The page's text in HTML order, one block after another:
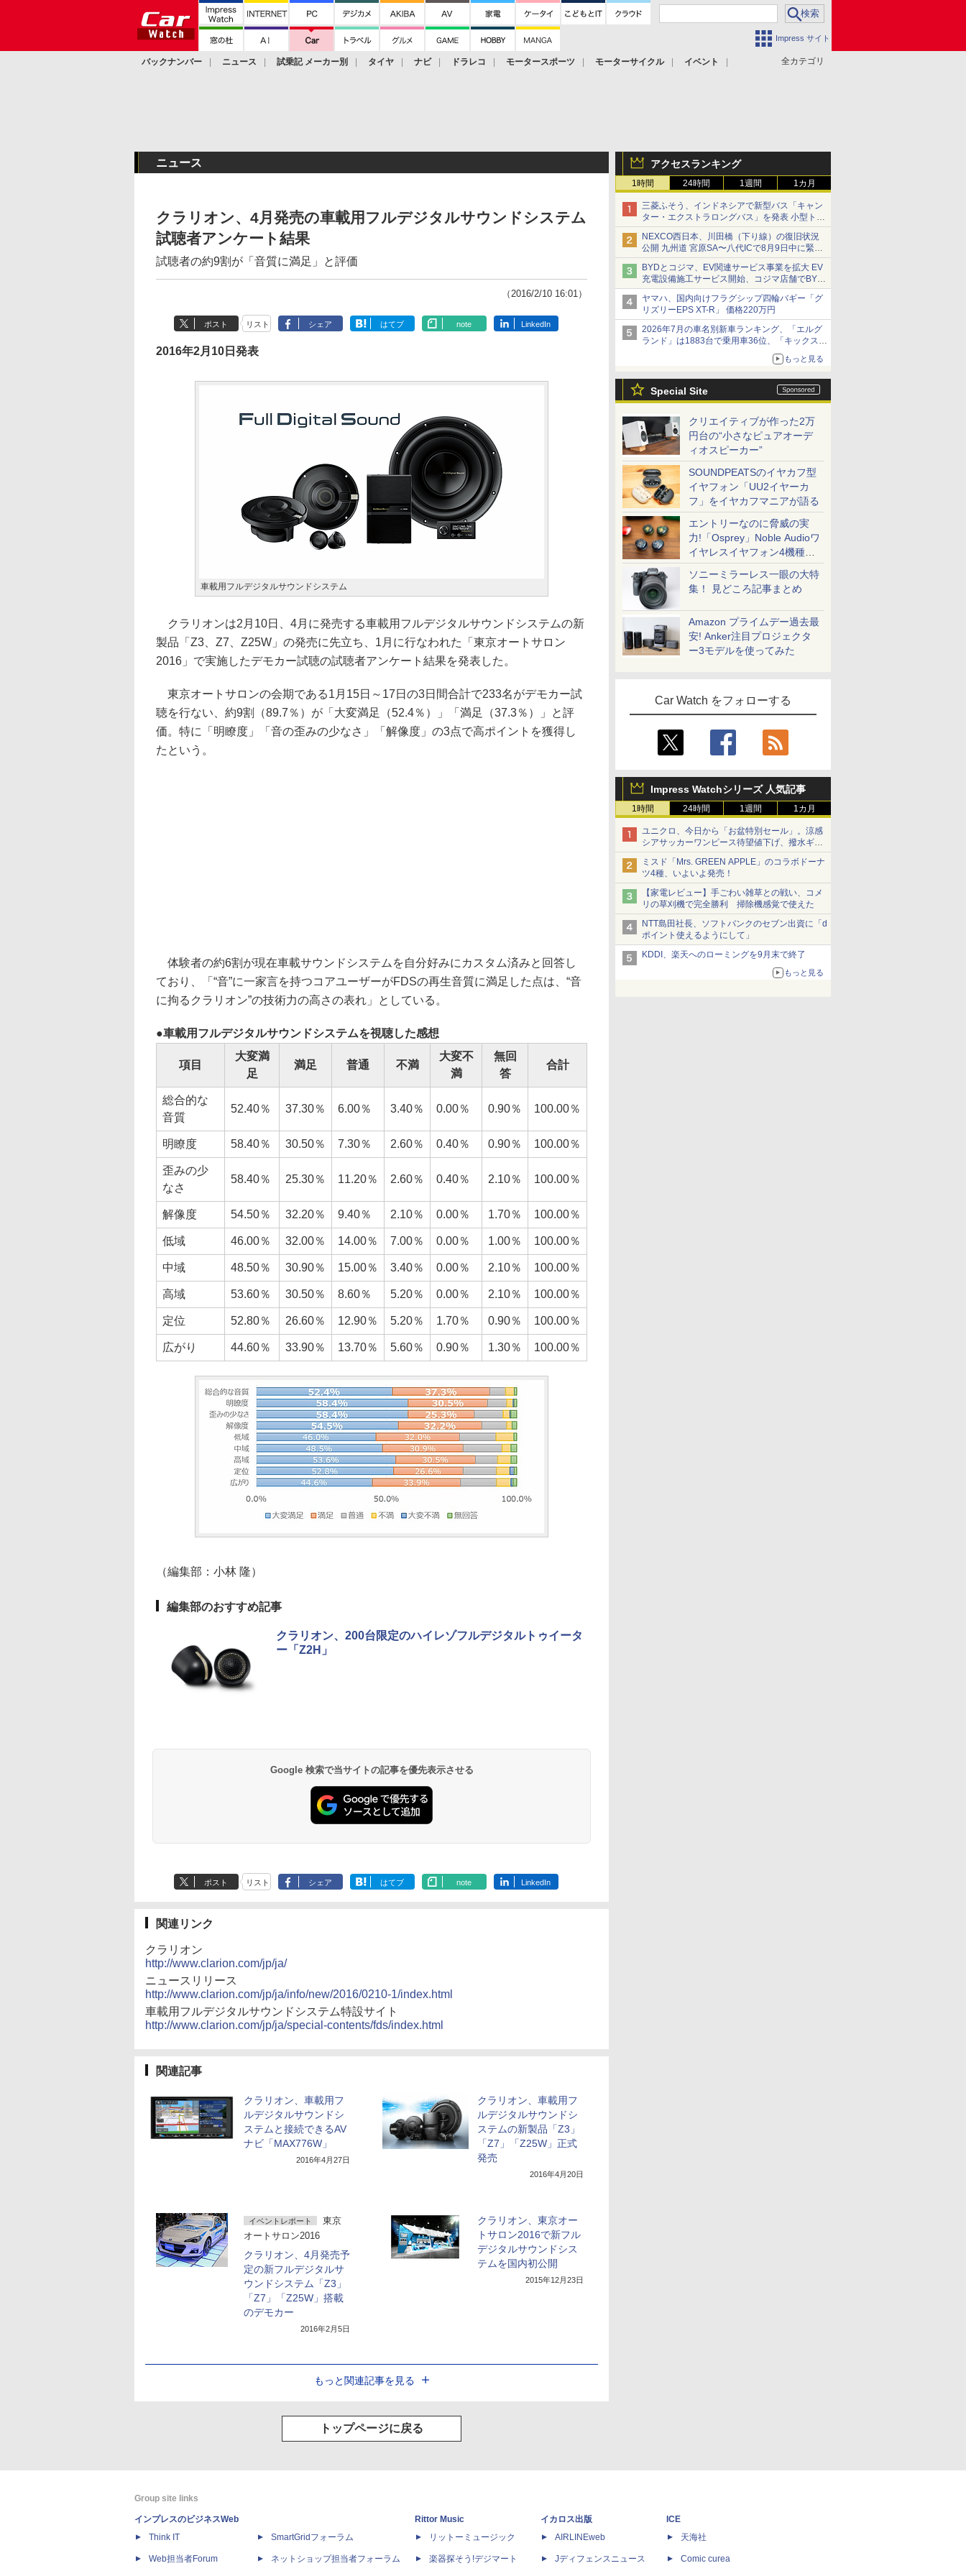
Impress サイト
全カテゴリ
バックナンバー ニュース 試乗記 メーカー別 タイヤ ナビ ドラレコ モータースポーツ モーターサイクル
イベント
アクセスランキング
1時間 24時間 1週間 1カ月
三菱ふそう、インドネシアで新型バス「キャン
ター・エクストラロングバス」を発表 小型トラ
ックベースの観光・旅客輸送向けバス
NEXCO西日本、川田橋（下り線）の復旧状況
公開 九州道 宮原SA〜八代ICで8月9日中に緊急
車両を通行可能に
BYDとコジマ、EV関連サービス事業を拡大 EV
充電設備施工サービス開始、コジマ店舗でBYD
車の展示・試乗イベントを強化
ヤマハ、国内向けフラグシップ四輪バギー「グ
リズリーEPS XT-R」 価格220万円
2026年7月の車名別新車ランキング、「エルグ
ランド」は1883台で乗用車36位、「キックス」
もっと見る
Special Site
クリエイティブが作った2万
円台の“小さなピュアオーデ
ィオスピーカー”
SOUNDPEATSのイヤカフ型
イヤフォン「UU2イヤーカ
フ」をイヤカフマニアが語る
エントリーなのに脅威の実
力!「Osprey」Noble Audioワ
イヤレスイヤフォン4機種を
一気に聴く
ソニーミラーレス一眼の大特
集！ 見どころ記事まとめ
Amazon プライムデー過去最
安! Anker注目プロジェクタ
ー3モデルを使ってみた
Car Watch をフォローする
Impress Watchシリーズ 人気記事
1時間 24時間 1週間 1カ月
ユニクロ、今日から「お盆特別セール」。涼感
シアサッカーワンピース待望値下げ、撥水ギア
ショーツは1990円に
ミスド「Mrs. GREEN APPLE」のコラボドーナ
ツ4種、いよいよ発売！
【家電レビュー】手ごわい雑草との戦い、コメ
リの草刈機で完全勝利 掃除機感覚で使えた
NTT島田社長、ソフトバンクのセブン出資に「d
ポイント使えるようにして」
KDDI、楽天へのローミングを9月末で終了
もっと見る
ニュース
クラリオン、4月発売の車載用フルデジタルサウンドシステム
試聴者アンケート結果
試聴者の約9割が「音質に満足」と評価
（2016/2/10 16:01）
ポスト リスト シェア はてブ note LinkedIn
2016年2月10日発表
車載用フルデジタルサウンドシステム
クラリオンは2月10日、4月に発売する車載用フルデジタルサウンドシステムの新
製品「Z3、Z7、Z25W」の発売に先立ち、1月に行なわれた「東京オートサロン
2016」で実施したデモカー試聴の試聴者アンケート結果を発表した。
東京オートサロンの会期である1月15日～17日の3日間合計で233名がデモカー試
聴を行ない、約9割（89.7％）が「大変満足（52.4％）」「満足（37.3％）」と評
価。特に「明瞭度」「音の歪みの少なさ」「解像度」の3点で高ポイントを獲得し
たという。
体験者の約6割が現在車載サウンドシステムを自分好みにカスタム済みと回答し
ており、「“音”に一家言を持つコアユーザーがFDSの再生音質に満足した点は、“音
に拘るクラリオン”の技術力の高さの表れ」としている。
車載用フルデジタルサウンドシステムを視聴した感想
項目
大変満
足
満足 普通 不満
大変不
満
無回
答
合計
総合的な
音質
52.40％ 37.30％ 6.00％ 3.40％ 0.00％ 0.90％ 100.00％
明瞭度 58.40％ 30.50％ 7.30％ 2.60％ 0.40％ 0.90％ 100.00％
歪みの少
なさ
58.40％ 25.30％ 11.20％ 2.60％ 0.40％ 2.10％ 100.00％
解像度 54.50％ 32.20％ 9.40％ 2.10％ 0.00％ 1.70％ 100.00％
低域 46.00％ 32.00％ 14.00％ 7.00％ 0.00％ 1.00％ 100.00％
中域 48.50％ 30.90％ 15.00％ 3.40％ 0.00％ 2.10％ 100.00％
高域 53.60％ 30.50％ 8.60％ 5.20％ 0.00％ 2.10％ 100.00％
定位 52.80％ 26.60％ 12.90％ 5.20％ 1.70％ 0.90％ 100.00％
広がり 44.60％ 33.90％ 13.70％ 5.60％ 0.90％ 1.30％ 100.00％
（編集部：小林 隆）
編集部のおすすめ記事
クラリオン、200台限定のハイレゾフルデジタルトゥイータ
ー「Z2H」
Google 検索で当サイトの記事を優先表示させる
ポスト リスト シェア はてブ note LinkedIn
関連リンク
クラリオン
http://www.clarion.com/jp/ja/
ニュースリリース
http://www.clarion.com/jp/ja/info/new/2016/0210-1/index.html
車載用フルデジタルサウンドシステム特設サイト
http://www.clarion.com/jp/ja/special-contents/fds/index.html
関連記事
クラリオン、車載用フ
ルデジタルサウンドシ
ステムと接続できるAV
ナビ「MAX776W」
2016年4月27日
クラリオン、車載用フ
ルデジタルサウンドシ
ステムの新製品「Z3」
「Z7」「Z25W」正式
発売
2016年4月20日
イベントレポート
東京
オートサロン2016
クラリオン、4月発売予
定の新フルデジタルサ
ウンドシステム「Z3」
「Z7」「Z25W」搭載
のデモカー
2016年2月5日
クラリオン、東京オー
トサロン2016で新フル
デジタルサウンドシス
テムを国内初公開
2015年12月23日
もっと関連記事を見る
トップページに戻る
Group site links
インプレスのビジネスWeb
Think IT
Web担当者Forum
SmartGridフォーラム
ネットショップ担当者フォーラム
Rittor Music
リットーミュージック
楽器探そう!デジマート
イカロス出版
AIRLINEweb
Jディフェンスニュース
ICE
天海社
Comic curea